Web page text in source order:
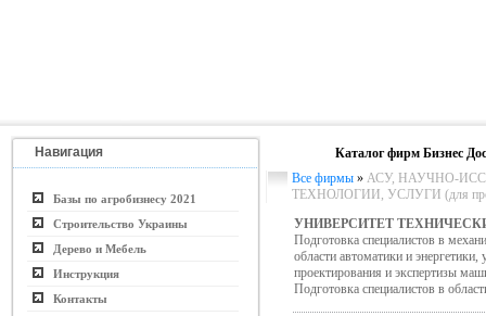
Навигация
Базы по агробизнесу 2021
Строительство Украины
Дерево и Мебель
Инструкция
Контакты
Каталог фирм Бизнес
Все фирмы » АСУ, НАУЧНО-
ТЕХНОЛОГИИ, УСЛУГИ (для
УНИВЕРСИТЕТ
Подготовка специалистов в
области автоматики и энергетики,
проектирования и экспертизы
Подготовка специалистов в